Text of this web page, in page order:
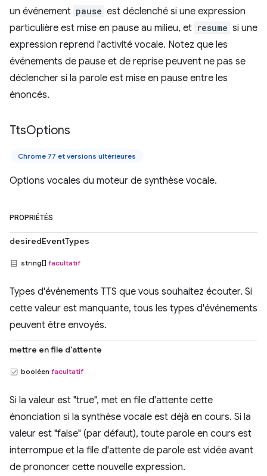
un événement pause est déclenché si une expression
particulière est mise en pause au milieu, et resume si une
expression reprend l'activité vocale. Notez que les
événements de pause et de reprise peuvent ne pas se
déclencher si la parole est mise en pause entre les
énoncés.
TtsOptions
Chrome 77 et versions ultérieures
Options vocales du moteur de synthèse vocale.
PROPRIÉTÉS
desiredEventTypes
string[] facultatif
Types d'événements TTS que vous souhaitez écouter. Si
cette valeur est manquante, tous les types d'événements
peuvent être envoyés.
mettre en file d'attente
booléen facultatif
Si la valeur est "true", met en file d'attente cette
énonciation si la synthèse vocale est déjà en cours. Si la
valeur est "false" (par défaut), toute parole en cours est
interrompue et la file d'attente de parole est vidée avant
de prononcer cette nouvelle expression.